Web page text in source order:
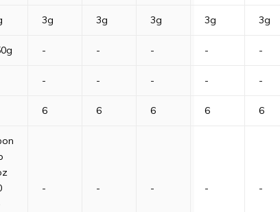
3g 3g 3g 3g 3g
- - - - -
- - - - -
6 6 6 6 6
- - - - -